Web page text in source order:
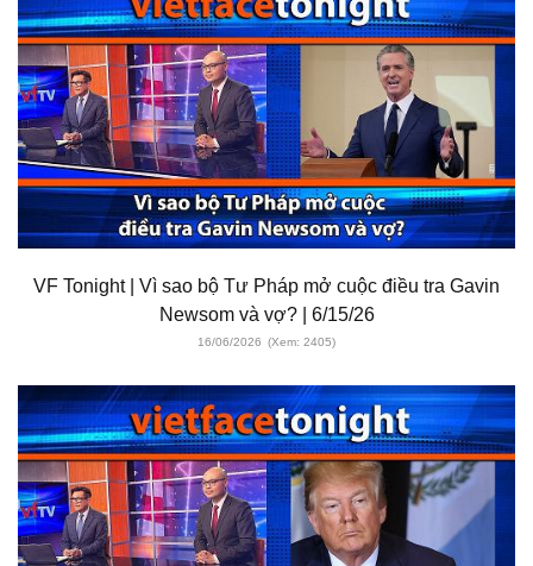
VF Tonight | Vì sao bộ Tư Pháp mở cuộc điều tra Gavin
Newsom và vợ? | 6/15/26
16/06/2026 (Xem: 2405)